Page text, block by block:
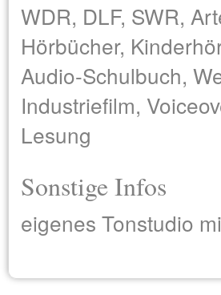
WDR, DLF, SWR,
Hörbücher,
Audio-Schulbuch,
Industriefilm,
Lesung
Sonstige Infos
eigenes Tonstudio